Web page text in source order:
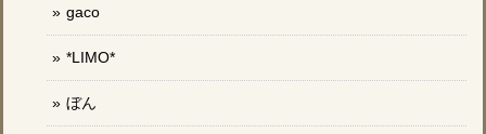
gaco
*LIMO*
ぼん